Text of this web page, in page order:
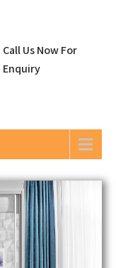
Call Us Now For
Enquiry